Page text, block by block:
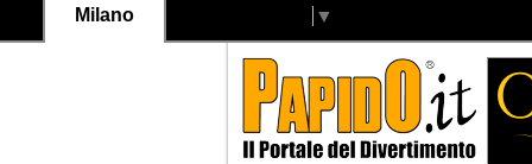
Milano ▼